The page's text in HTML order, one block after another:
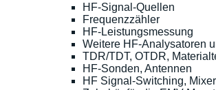
HF-Signal-Quellen
Frequenzzähler
HF-Leistungsmessung
Weitere HF-Analysatoren
TDR/TDT, OTDR,
HF-Sonden, Antennen
HF Signal-Switching,